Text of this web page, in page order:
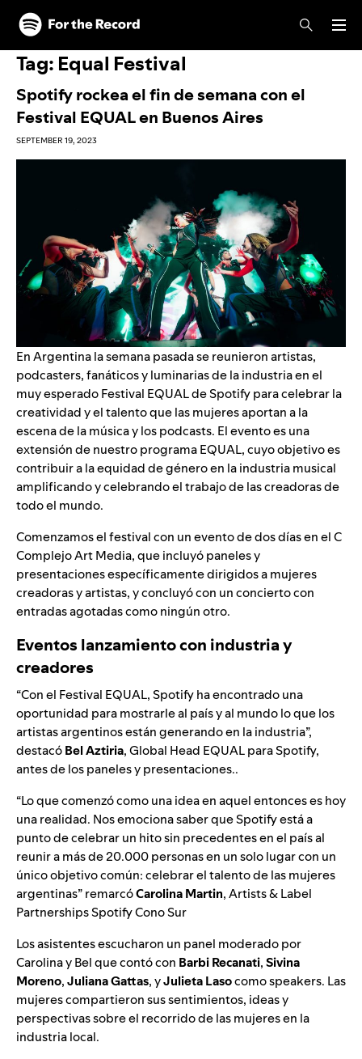
Skip to main content
Skip to footer
Tag: Equal Festival
Spotify rockea el fin de semana con el
Festival EQUAL en Buenos Aires
SEPTEMBER 19, 2023
En Argentina la semana pasada se reunieron artistas,
podcasters, fanáticos y luminarias de la industria en el
muy esperadoFestival EQUALde Spotify para celebrar la
creatividad y el talento que las mujeres aportan a la
escena de la música y los podcasts. El evento es una
extensión de nuestro programa EQUAL, cuyo objetivo es
contribuir a la equidad de género en la industria musical
amplificando y celebrando el trabajo de las creadoras de
todo el mundo.
Comenzamos el festival con un evento de dos días en el C
Complejo Art Media, que incluyó paneles y
presentaciones específicamente dirigidos a mujeres
creadoras y artistas, y concluyó con un concierto con
entradas agotadas como ningún otro.
Eventos lanzamiento con industria y
creadores
“Con el Festival EQUAL, Spotify ha encontrado una
oportunidad para mostrarle al país y al mundo lo que los
artistas argentinos están generando en la industria”,
destacóBel Aztiria, Global Head EQUAL para Spotify,
antes de los paneles y presentaciones..
“Lo que comenzó como una idea en aquel entonces es hoy
una realidad. Nos emociona saber que Spotify está a
punto de celebrar un hito sin precedentes en el país al
reunir a más de 20.000 personas en un solo lugar con un
único objetivo común: celebrar el talento de las mujeres
argentinas” remarcóCarolina Martin, Artists & Label
Partnerships Spotify Cono Sur
Los asistentes escucharon un panel moderado por
Carolina y Bel que contó con Barbi Recanati,Sivina
Moreno,Juliana Gattas, yJulieta Lasocomo speakers. Las
mujeres compartieron sus sentimientos, ideas y
perspectivas sobre el recorrido de las mujeres en la
industria local.